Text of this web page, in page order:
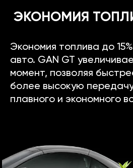
ЭКОНОМИЯ
Экономия топлива до
авто. GAN GT
момент, позволяя
более высокую
плавного и экономного